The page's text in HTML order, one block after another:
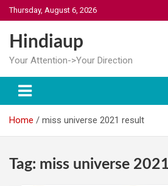
Skip
to
content
Thursday, August 6, 2026
Hindiaup
Your Attention->Your Direction
Home miss universe 2021 result
Tag: miss universe